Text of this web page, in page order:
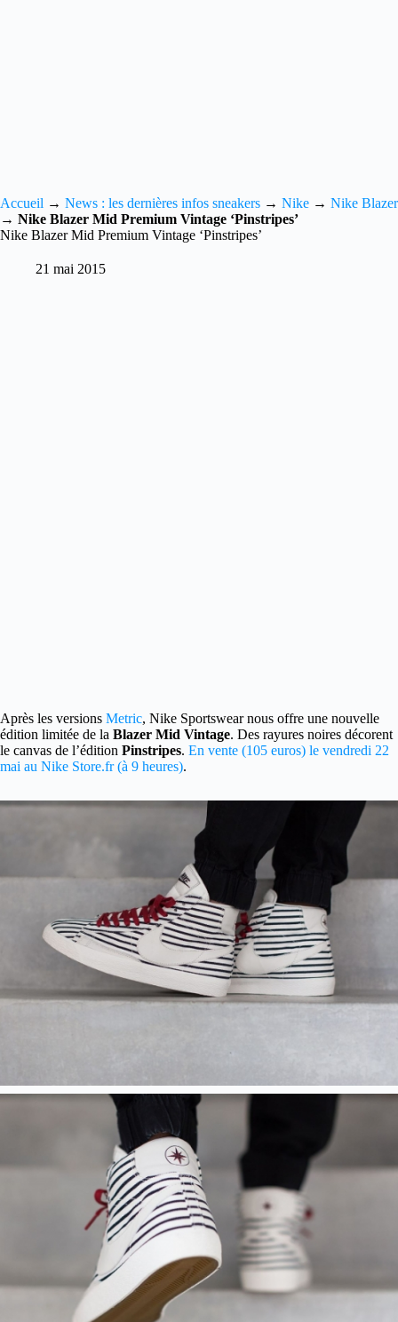
Accueil → News : les dernières infos sneakers → Nike → Nike Blazer
→ Nike Blazer Mid Premium Vintage ‘Pinstripes’
Nike Blazer Mid Premium Vintage ‘Pinstripes’
21 mai 2015
Après les versions Metric, Nike Sportswear nous offre une nouvelle
édition limitée de la Blazer Mid Vintage. Des rayures noires décorent
le canvas de l’édition Pinstripes. En vente (105 euros) le vendredi 22
mai au Nike Store.fr (à 9 heures).